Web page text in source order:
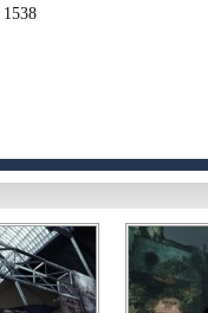
1538